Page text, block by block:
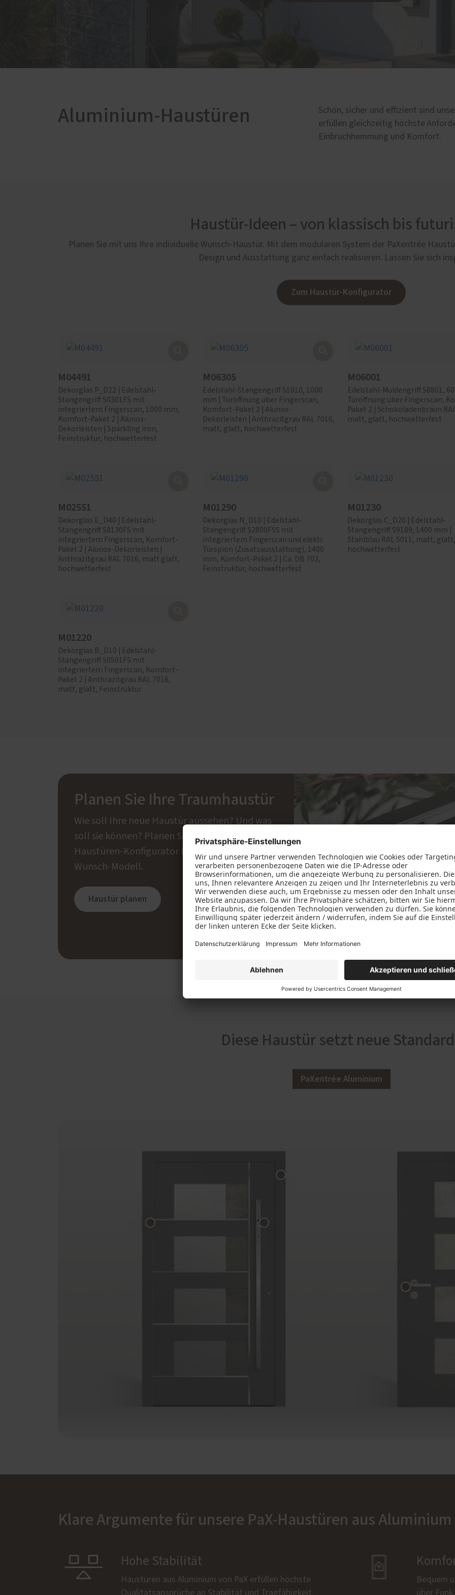
Treppenrenovierung
Aluminium-Haustüren
Schön, sicher und effizient sind
erfüllen gleichzeitig höchste
Einbruchhemmung und Komfort.
Haustür-Ideen – von klassisch bis
Planen Sie mit uns Ihre individuelle Wunsch-Haustür. Mit dem modularen System der PaXentrée
Design und Ausstattung ganz einfach realisieren. Lassen Sie sich
Zum Haustür-Konfigurator
M04491
Dekorglas P_D22 | Edelstahl-
Stangengriff S0301FS mit
integriertem Fingerscan, 1000 mm,
Komfort-Paket 2 | Alunox-
Dekorleisten | Sparkling iron,
Feinstruktur, hochwetterfest
M06305
Edelstahl-Stangengriff S1010, 1000
mm | Türöffnung über Fingerscan,
Komfort-Paket 2 | Alunox-
Dekorleisten | Anthrazitgrau RAL 7016,
matt, glatt, hochwetterfest
M06001
Edelstahl-Muldengriff S8801,
Türöffnung über Fingerscan,
Paket 2 | Schokoladenbraun
matt, glatt, hochwetterfest
M02551
Dekorglas E_D40 | Edelstahl-
Stangengriff S8130FS mit
integriertem Fingerscan, Komfort-
Paket 2 | Alunox-Dekorleisten |
Anthrazitgrau RAL 7016, matt glatt,
hochwetterfest
M01290
Dekorglas N_D10 | Edelstahl-
Stangengriff S2800FSS mit
integriertem Fingerscan und elektr.
Türspion (Zusatzausstattung), 1400
mm, Komfort-Paket 2 | Ca. DB 703,
Feinstruktur, hochwetterfest
M01230
Dekorglas C_D20 | Edelstahl-
Stangengriff S9189, 1400 mm |
Stahlblau RAL 5011, matt, glatt,
hochwetterfest
M01220
Dekorglas B_D10 | Edelstahl-
Stangengriff S0501FS mit
integriertem Fingerscan, Komfort-
Paket 2 | Anthrazitgrau RAL 7016,
matt, glatt, Feinstruktur
Planen Sie Ihre Traumhaustür
Wie soll Ihre neue Haustür aussehen? Und was
soll sie können? Planen Sie mit unserem
Haustüren-Konfigurator Ihr individuelles
Wunsch-Modell.
Haustür planen
Diese Haustür setzt neue
PaXentrée Aluminium
Klare Argumente für unsere PaX-Haustüren aus Aluminium
 Hohe Stabilität
Haustüren aus Aluminium von PaX erfüllen höchste
Qualitätsansprüche an Stabilität und Tragfähigkeit.

Bequem
über